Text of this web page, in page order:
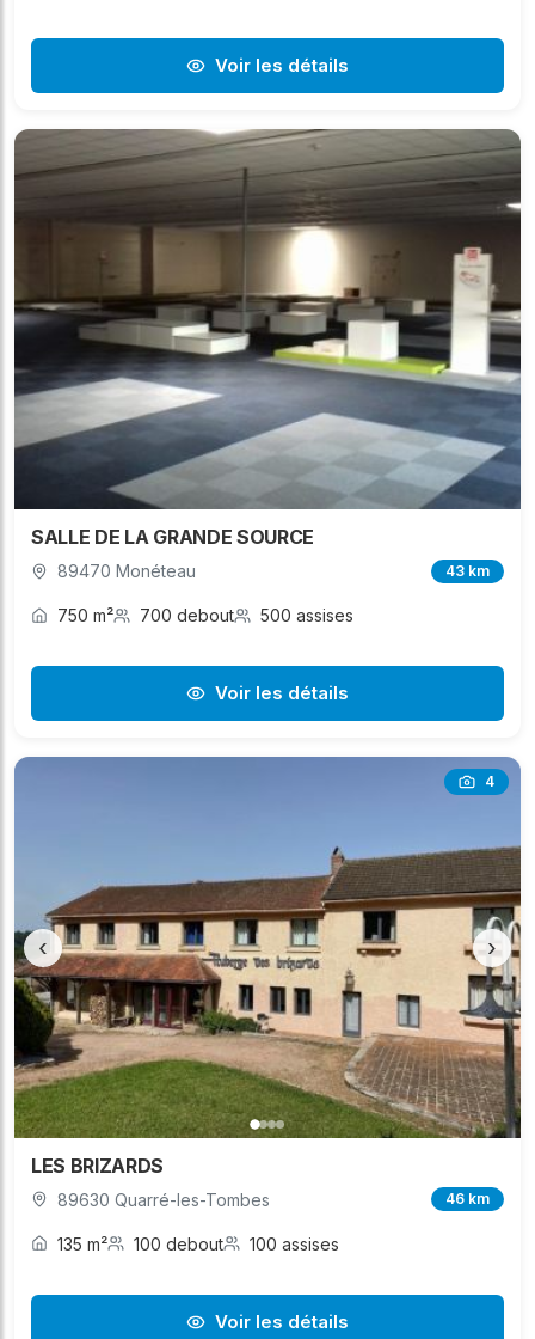
Voir les détails
SALLE DE LA GRANDE SOURCE
89470 Monéteau 43 km
750 m² 700 debout 500 assises
Voir les détails
4
‹ ›
LES BRIZARDS
89630 Quarré-les-Tombes 46 km
135 m² 100 debout 100 assises
Voir les détails